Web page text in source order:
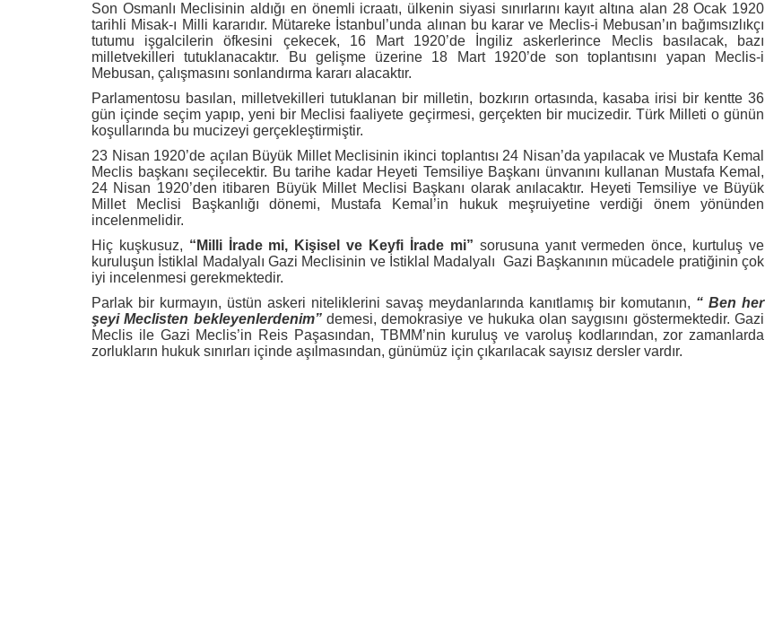
Son Osmanlı Meclisinin aldığı en önemli icraatı, ülkenin siyasi sınırlarını kayıt altına alan 28 Ocak 1920
tarihli Misak-ı Milli kararıdır. Mütareke İstanbul’unda alınan bu karar ve Meclis-i Mebusan’ın bağımsızlıkçı
tutumu işgalcilerin öfkesini çekecek, 16 Mart 1920’de İngiliz askerlerince Meclis basılacak, bazı
milletvekilleri tutuklanacaktır. Bu gelişme üzerine 18 Mart 1920’de son toplantısını yapan Meclis-i
Mebusan, çalışmasını sonlandırma kararı alacaktır.
Parlamentosu basılan, milletvekilleri tutuklanan bir milletin, bozkırın ortasında, kasaba irisi bir kentte 36
gün içinde seçim yapıp, yeni bir Meclisi faaliyete geçirmesi, gerçekten bir mucizedir. Türk Milleti o günün
koşullarında bu mucizeyi gerçekleştirmiştir.
23 Nisan 1920’de açılan Büyük Millet Meclisinin ikinci toplantısı 24 Nisan’da yapılacak ve Mustafa Kemal
Meclis başkanı seçilecektir. Bu tarihe kadar Heyeti Temsiliye Başkanı ünvanını kullanan Mustafa Kemal,
24 Nisan 1920’den itibaren Büyük Millet Meclisi Başkanı olarak anılacaktır. Heyeti Temsiliye ve Büyük
Millet Meclisi Başkanlığı dönemi, Mustafa Kemal’in hukuk meşruiyetine verdiği önem yönünden
incelenmelidir.
Hiç kuşkusuz, “Milli İrade mi, Kişisel ve Keyfi İrade mi” sorusuna yanıt vermeden önce, kurtuluş ve
kuruluşun İstiklal Madalyalı Gazi Meclisinin ve İstiklal Madalyalı Gazi Başkanının mücadele pratiğinin çok
iyi incelenmesi gerekmektedir.
Parlak bir kurmayın, üstün askeri niteliklerini savaş meydanlarında kanıtlamış bir komutanın, “ Ben her
şeyi Meclisten bekleyenlerdenim”demesi, demokrasiye ve hukuka olan saygısını göstermektedir. Gazi
Meclis ile Gazi Meclis’in Reis Paşasından, TBMM’nin kuruluş ve varoluş kodlarından, zor zamanlarda
zorlukların hukuk sınırları içinde aşılmasından, günümüz için çıkarılacak sayısız dersler vardır.